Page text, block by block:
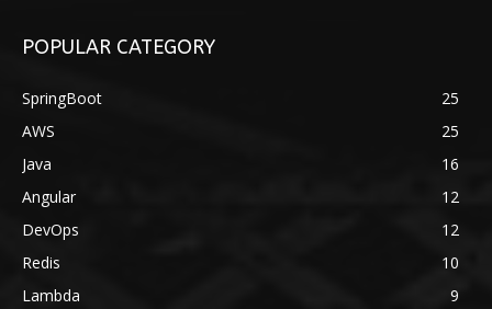
POPULAR CATEGORY
SpringBoot
25
AWS
25
Java
16
Angular
12
DevOps
12
Redis
10
Lambda
9